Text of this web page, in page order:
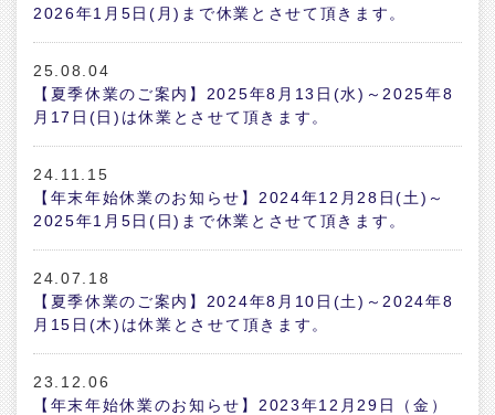
2026年1月5日(月)まで休業とさせて頂きます。
25.08.04
【夏季休業のご案内】2025年8月13日(水)～2025年8
月17日(日)は休業とさせて頂きます。
24.11.15
【年末年始休業のお知らせ】2024年12月28日(土)～
2025年1月5日(日)まで休業とさせて頂きます。
24.07.18
【夏季休業のご案内】2024年8月10日(土)～2024年8
月15日(木)は休業とさせて頂きます。
23.12.06
【年末年始休業のお知らせ】2023年12月29日（金）